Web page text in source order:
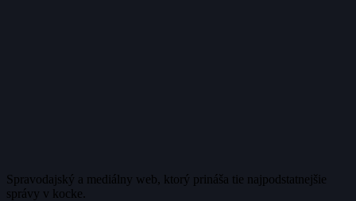
Spravodajský a mediálny web, ktorý prináša tie najpodstatnejšie
správy v kocke.